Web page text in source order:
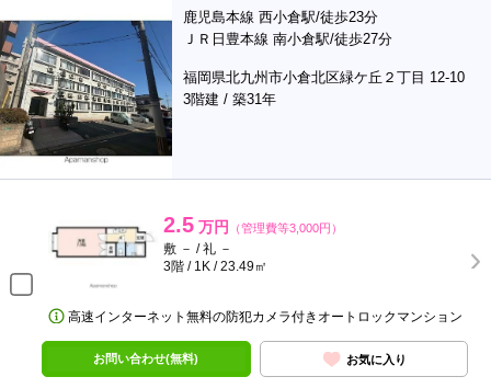
鹿児島本線 西小倉駅/徒歩23分
ＪＲ日豊本線 南小倉駅/徒歩27分
福岡県北九州市小倉北区緑ケ丘２丁目 12-10
3階建 / 築31年
2.5 万円 （管理費等3,000円）
敷 － / 礼 －
3階 / 1K / 23.49㎡
高速インターネット無料の防犯カメラ付きオートロックマンション
お問い合わせ(無料) お気に入り